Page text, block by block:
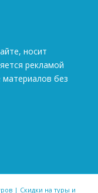
носит
рекламой
без
| Скидки на туры и